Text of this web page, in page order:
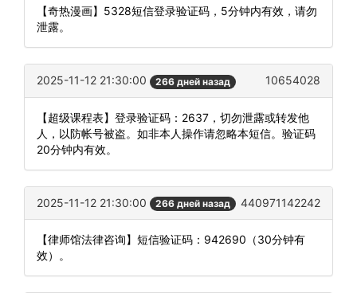
【奇热漫画】5328短信登录验证码，5分钟内有效，请勿
泄露。
2025-11-12 21:30:00 266 дней назад 10654028
【超级课程表】登录验证码：2637，切勿泄露或转发他
人，以防帐号被盗。如非本人操作请忽略本短信。验证码
20分钟内有效。
2025-11-12 21:30:00 266 дней назад 440971142242
【律师馆法律咨询】短信验证码：942690（30分钟有
效）。